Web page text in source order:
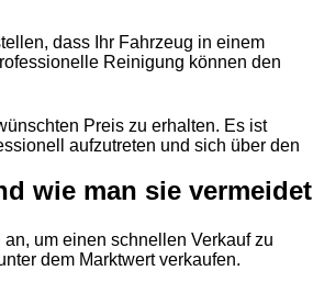
dass Ihr Fahrzeug in einem
Reinigung können den
Preis zu erhalten. Es ist
aufzutreten und sich über den
wie man sie vermeidet
um einen schnellen Verkauf zu
dem Marktwert verkaufen.